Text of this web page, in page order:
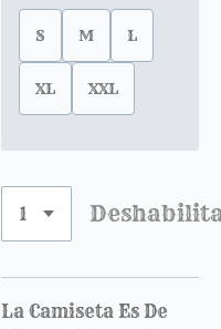
S M L
XL XXL
La Camiseta Es De